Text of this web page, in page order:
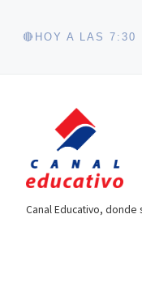
🔴HOY A LAS
Canal Educativo, donde